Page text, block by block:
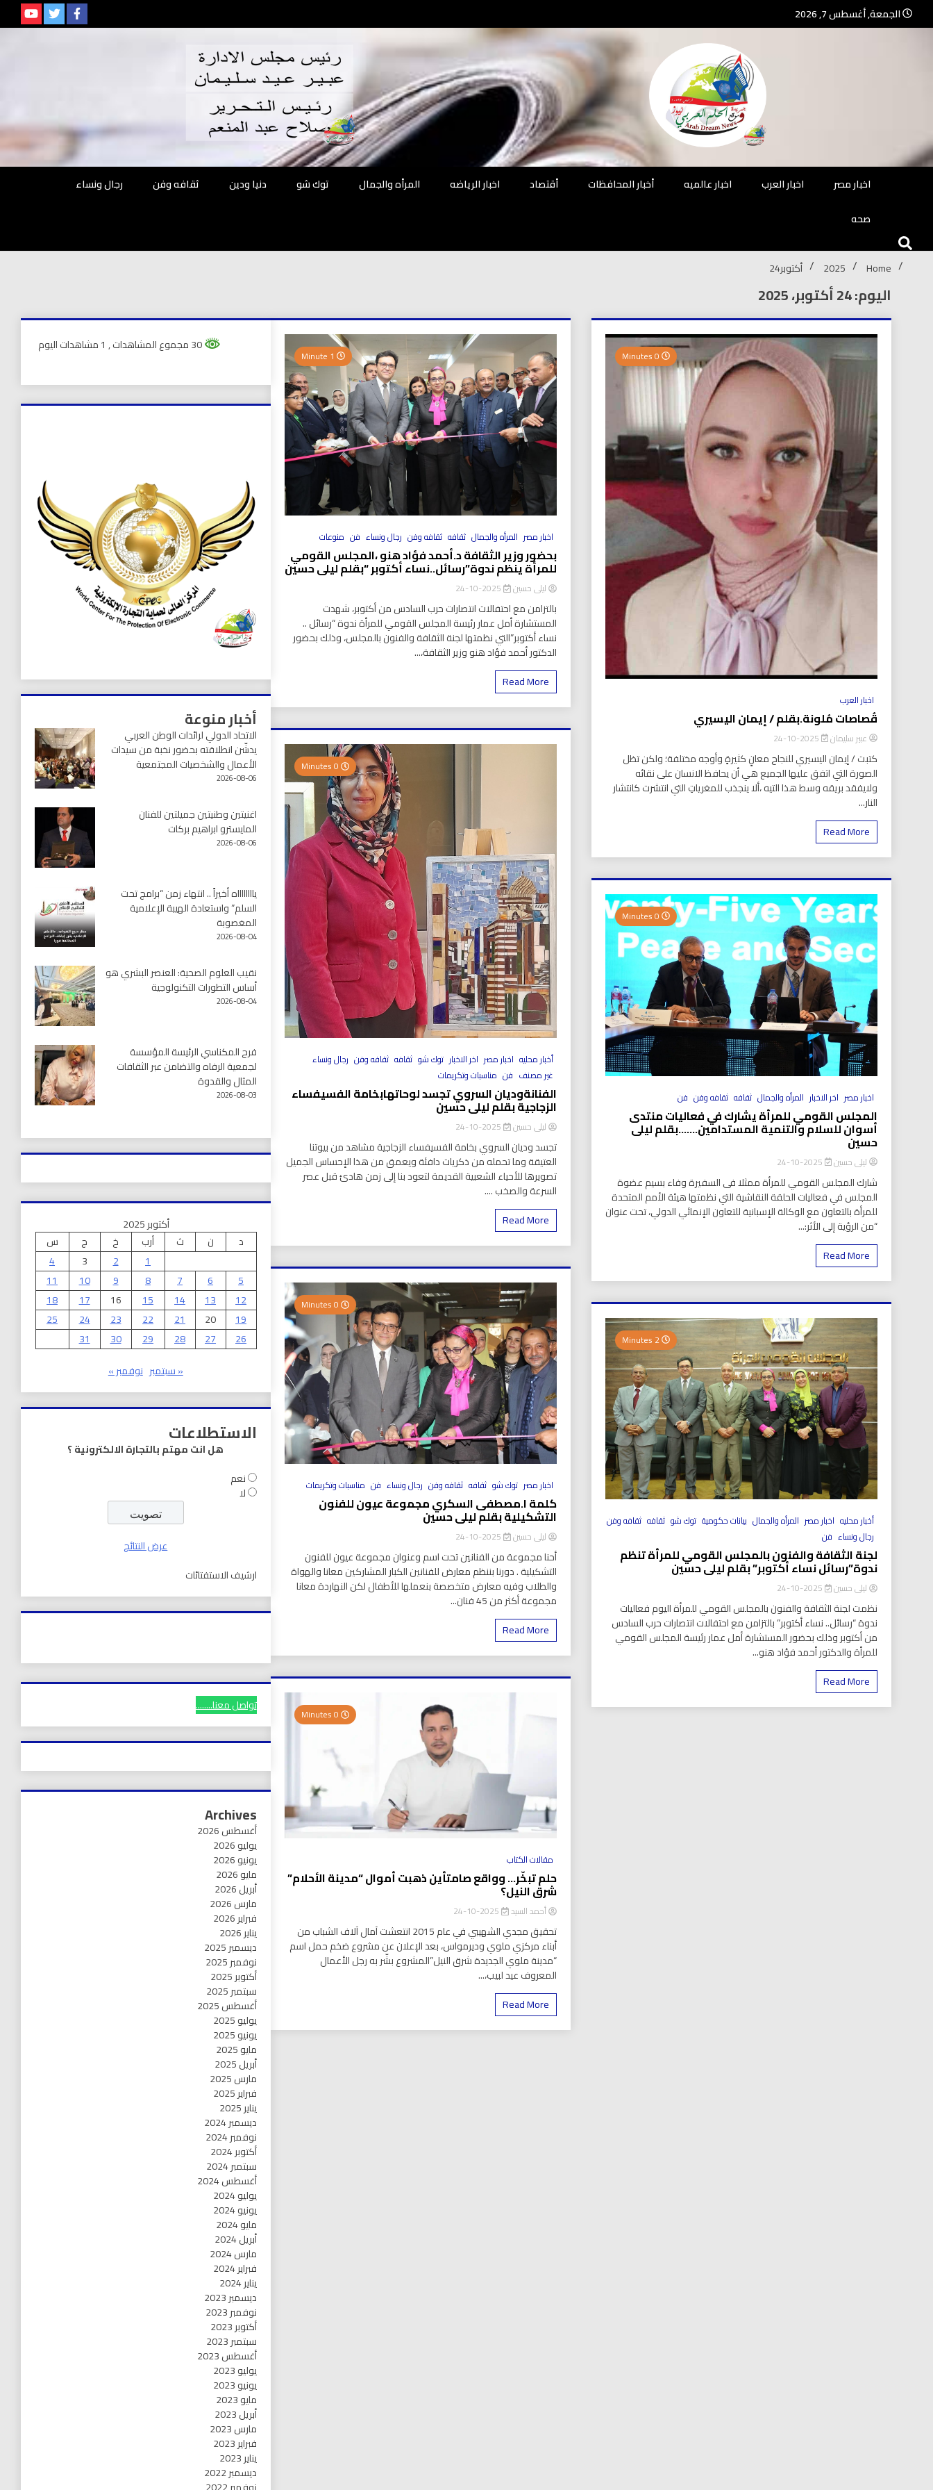
الجمعة, أغسطس 7, 2026
جريدة الحلم
العربي نيوز
جريدة مستقلة – صحافة تضيئ لك الواقع
اخبار مصر
اخبار العرب اخبار عالميه أخبار المحافظات أقتصاد اخبار الرياضه المرأه والجمال توك شو دنيا ودين ثقافه وفن
رجال ونساء
صحه
Home
2025 أكتوبر24
اليوم: 24 أكتوبر، 2025
اخبار العرب
قُصاصات مُلونة.بقلم / إيمان اليسيري
عبير سليمان
كتبت / إيمان اليسيري للنجاح معانٍ كثيرةٍ وأوجه مختلفة؛ ولكن تظل
الصورة التي اتفق عليها الجميع هي أن يحافظ الانسان على نقائه
ولايفقد بريقه وسط هذا التيه ،ألا ينجذب للمغرياتِ التي انتشرت كانتشار
النار...
Read More
اخبار مصر اخر الاخبار المرأه والجمال ثقافه ثقافه وفن فن
المجلس القومي للمرأة يشارك في فعاليات منتدى
أسوان للسلام والتنمية المستدامين…….بقلم ليلى
حسين
ليلى حسين
شارك المجلس القومي للمرأة ممثلا فى السفيرة وفاء بسيم عضوة
المجلس في فعاليات الحلقة النقاشية التي نظمتها هيئة الأمم المتحدة
للمرأة بالتعاون مع الوكالة الإسبانية للتعاون الإنمائي الدولي، تحت عنوان
“من الرؤية إلى الأثر:...
Read More
2 Minutes
أخبار محليه اخبار مصر المرأه والجمال بيانات حكومية توك شو ثقافه ثقافه وفن
رجال ونساء فن
لجنة الثقافة والفنون بالمجلس القومي للمرأة تنظم
ندوة”رسائل نساء أكتوبر” بقلم ليلى حسين
ليلى حسين
نظمت لجنة الثقافة والفنون بالمجلس القومي للمرأة اليوم فعاليات
ندوة “رسائل.. نساء أكتوبر” بالتزامن مع احتفالات انتصارات حرب السادس
من أكتوبر وذلك بحضور المستشارة أمل عمار رئيسة المجلس القومي
للمرأة والدكتور أحمد فؤاد هنو...
Read More
اخبار مصر المرأه والجمال ثقافه ثقافه وفن رجال ونساء فن منوعات
بحضور وزير الثقافة د.أحمد فؤاد هنو ،المجلس القومي
للمرأة ينظم ندوة”رسائل..نساء أكتوبر “بقلم ليلى حسين
ليلى حسين 2025-10-24
بالتزامن مع احتفالات انتصارات حرب السادس من أكتوبر، شهدت
المستشارة أمل عمار رئيسة المجلس القومي للمرأة ندوة “رسائل ..
نساء أكتوبر”التي نظمتها لجنة الثقافة والفنون بالمجلس، وذلك بحضور
الدكتور أحمد فؤاد هنو وزير الثقافة،...
Read More
أخبار محليه اخبار مصر اخر الاخبار توك شو ثقافه ثقافه وفن رجال ونساء
غير مصنف فن مناسبات وتكريمات
الفنانةوديان السروي تجسد لوحاتهابخامة الفسيفساء
الزجاجية بقلم ليلى حسين
ليلى حسين 2025-10-24
تجسد وديان السروي بخامة الفسيفساء الزجاجية مشاهد من بيوتنا
العتيقة وما تحمله من ذكريات دافئة ويعمق من هذا الإحساس الجميل
تصويرها للأحياء الشعبية القديمة لتعود بنا إلى زمن هادئ قبل عصر
السرعة والصخب ....
Read More
اخبار مصر توك شو ثقافه ثقافه وفن رجال ونساء فن مناسبات وتكريمات
كلمة ا.مصطفى السكري مجموعة عيون للفنون
التشكيلية بقلم ليلى حسين
ليلى حسين 2025-10-24
أحنا مجموعة من الفنانين تحت اسم وعنوان مجموعة عيون للفنون
التشكيلية . دورنا بننظم معارض للفنانين الكبار المشاركين معانا والهواة
والطلاب وفيه معارض متخصصة بنعملها للأطفال لكن النهاردة معانا
مجموعة أكثر من 45 فنان...
Read More
مقالات الكتاب
حلم تبخّر… وواقع صامتأين ذهبت أموال “مدينة الأحلام”
شرق النيل؟
أحمد السيد 2025-10-24
تحقيق مجدي الشهيبي في عام 2015 انتعشت آمال آلاف الشباب من
أبناء مركزي ملوي وديرمواس، بعد الإعلان عن مشروع ضخم حمل اسم
“مدينة ملوي الجديدة شرق النيل”المشروع بشّر به رجل الأعمال
المعروف عيد لبيب،...
Read More
, 1 مشاهدات اليوم
أخبار منوعة
الاتحاد الدولي لرائدات الوطن العربي
يدشّن انطلاقته بحضور نخبة من سيدات
الأعمال والشخصيات المجتمعية
2026-08-06
اغنيتين وطنيتين جميلتين للفنان
المايسترو ابراهيم بركات
2026-08-06
يااااااااه أخيراً .. انتهاء زمن “برامج تحت
السلم” واستعادة الهيبة الإعلامية
المغصوبة
2026-08-04
نقيب العلوم الصحية: العنصر البشري هو
أساس التطورات التكنولوجية
2026-08-04
فرح المكناسي الرئيسة المؤسسة
لجمعية الرفاه والتضامن عبر الثقافات
المثال والقدوة
2026-08-03
أكتوبر 2025
د
ن ث أرب خ ج
س
1
2
3
4
5
6
7
8
9
10
11
12
13
14
15
16
17
18
19
20
21
22
23
24
25
26
27
28
29
30
31
« سبتمبر نوفمبر »
الاستطلاعات
هل انت مهتم بالتجارة الالكترونية ؟
نعم
لا
عرض النتائج
ارشيف الاستفتائات
تواصل معنا........
Archives
أغسطس 2026
يوليو 2026
يونيو 2026
مايو 2026
أبريل 2026
مارس 2026
فبراير 2026
يناير 2026
ديسمبر 2025
نوفمبر 2025
أكتوبر 2025
سبتمبر 2025
أغسطس 2025
يوليو 2025
يونيو 2025
مايو 2025
أبريل 2025
مارس 2025
فبراير 2025
يناير 2025
ديسمبر 2024
نوفمبر 2024
أكتوبر 2024
سبتمبر 2024
أغسطس 2024
يوليو 2024
يونيو 2024
مايو 2024
أبريل 2024
مارس 2024
فبراير 2024
يناير 2024
ديسمبر 2023
نوفمبر 2023
أكتوبر 2023
سبتمبر 2023
أغسطس 2023
يوليو 2023
يونيو 2023
مايو 2023
أبريل 2023
مارس 2023
فبراير 2023
يناير 2023
ديسمبر 2022